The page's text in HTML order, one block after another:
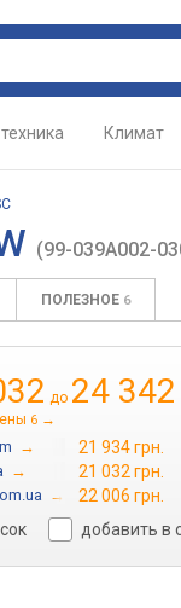
Климат
(99-039A002-
ПОЛЕЗНОЕ 6
до 24 342
6 →
→ 21 934 грн.
→ 21 032 грн.
→ 22 006 грн.
добавить в